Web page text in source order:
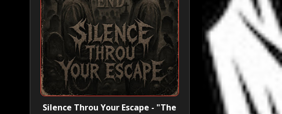
Silence Throu Your Escape - "The